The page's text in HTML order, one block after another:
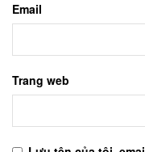
Email
Trang web